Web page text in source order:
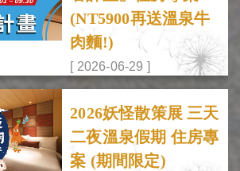
(NT5900再送溫泉牛
肉麵!)
[ 2026-06-29 ]
2026妖怪散策展 三天
二夜溫泉假期 住房專
案 (期間限定)